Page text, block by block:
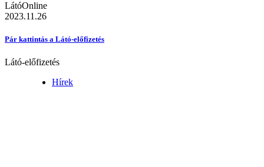
LátóOnline
2023.11.26
Pár kattintás a Látó-előfizetés
Látó-előfizetés
Hírek